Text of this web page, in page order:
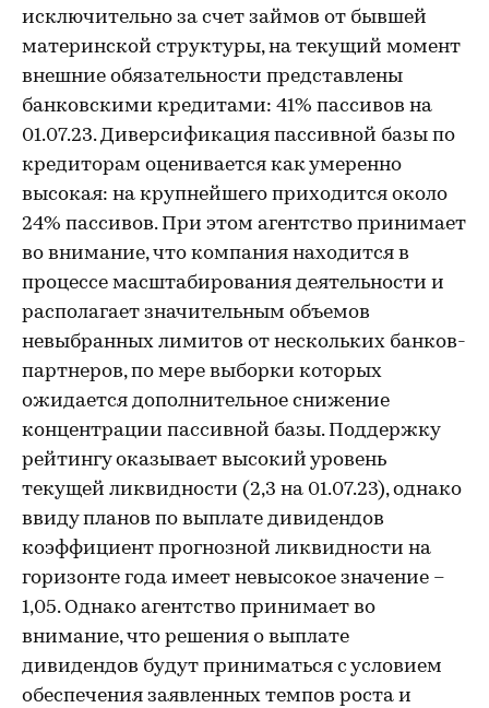
исключительно за счет займов от бывшей
материнской структуры, на текущий момент
внешние обязательности представлены
банковскими кредитами: 41% пассивов на
01.07.23. Диверсификация пассивной базы по
кредиторам оценивается как умеренно
высокая: на крупнейшего приходится около
24% пассивов. При этом агентство принимает
во внимание, что компания находится в
процессе масштабирования деятельности и
располагает значительным объемов
невыбранных лимитов от нескольких банков-
партнеров, по мере выборки которых
ожидается дополнительное снижение
концентрации пассивной базы. Поддержку
рейтингу оказывает высокий уровень
текущей ликвидности (2,3 на 01.07.23), однако
ввиду планов по выплате дивидендов
коэффициент прогнозной ликвидности на
горизонте года имеет невысокое значение –
1,05. Однако агентство принимает во
внимание, что решения о выплате
дивидендов будут приниматься с условием
обеспечения заявленных темпов роста и